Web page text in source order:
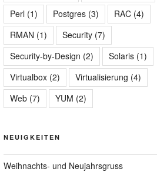
Perl (1) Postgres (3) RAC (4)
RMAN (1) Security (7)
Security-by-Design (2) Solaris (1)
Virtualbox (2) Virtualisierung (4)
Web (7) YUM (2)
NEUIGKEITEN
Weihnachts- und Neujahrsgruss